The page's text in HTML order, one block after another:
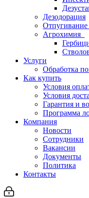
Дезодорация
Отпугивание
Агрохимия
Услуги
Обработка
Как купить
Условия
Условия
Гарантия и
Программа
Компания
Новости
Сотрудники
Вакансии
Документы
Политика
Контакты